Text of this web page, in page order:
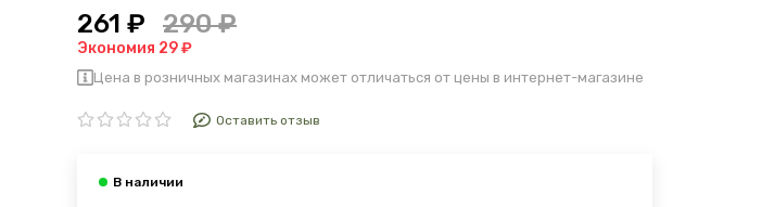
261 ₽ 290 ₽
Экономия 29 ₽
Цена в розничных магазинах может отличаться от цены в интернет-магазине
Оставить отзыв